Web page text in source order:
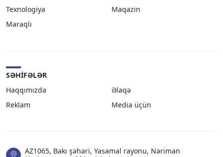
Texnologiya
Maqazin
Maraqlı
SƏHIFƏLƏR
Haqqımızda
Əlaqə
Reklam
Media üçün
AZ1065, Bakı şəhəri, Yasamal rayonu, Nəriman